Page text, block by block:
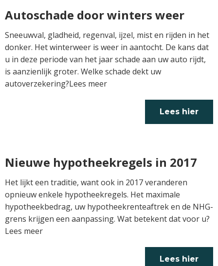
Autoschade door winters weer
Sneeuwval, gladheid, regenval, ijzel, mist en rijden in het
donker. Het winterweer is weer in aantocht. De kans dat
u in deze periode van het jaar schade aan uw auto rijdt,
is aanzienlijk groter. Welke schade dekt uw
autoverzekering?Lees meer
Lees hier
Nieuwe hypotheekregels in 2017
Het lijkt een traditie, want ook in 2017 veranderen
opnieuw enkele hypotheekregels. Het maximale
hypotheekbedrag, uw hypotheekrenteaftrek en de NHG-
grens krijgen een aanpassing. Wat betekent dat voor u?
Lees meer
Lees hier